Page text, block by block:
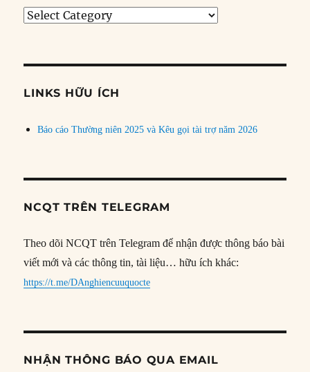
Tìm
đề
LINKS HỮU ÍCH
Báo cáo Thường niên 2025 và Kêu gọi tài trợ năm 2026
NCQT TRÊN TELEGRAM
Theo dõi NCQT trên Telegram để nhận được thông báo bài
viết mới và các thông tin, tài liệu… hữu ích khác:
https://t.me/DAnghiencuuquocte
NHẬN THÔNG BÁO QUA EMAIL